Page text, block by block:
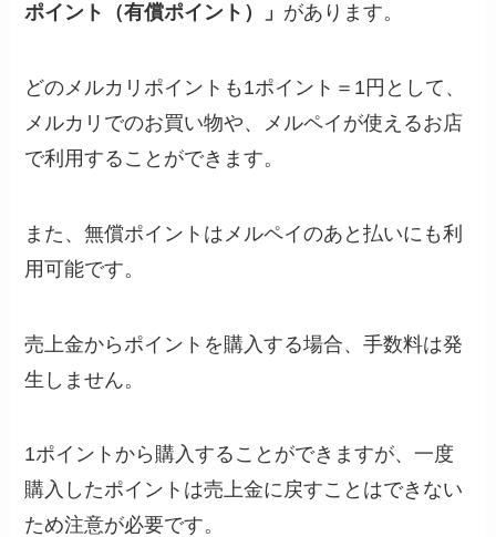
ポイント（有償ポイント）」 があります。
どのメルカリポイントも1ポイント＝1円として、
メルカリでのお買い物や、メルペイが使えるお店
で利用することができます。
また、無償ポイントはメルペイのあと払いにも利
用可能です。
売上金からポイントを購入する場合、手数料は発
生しません。
1ポイントから購入することができますが、一度
購入したポイントは売上金に戻すことはできない
ため注意が必要です。